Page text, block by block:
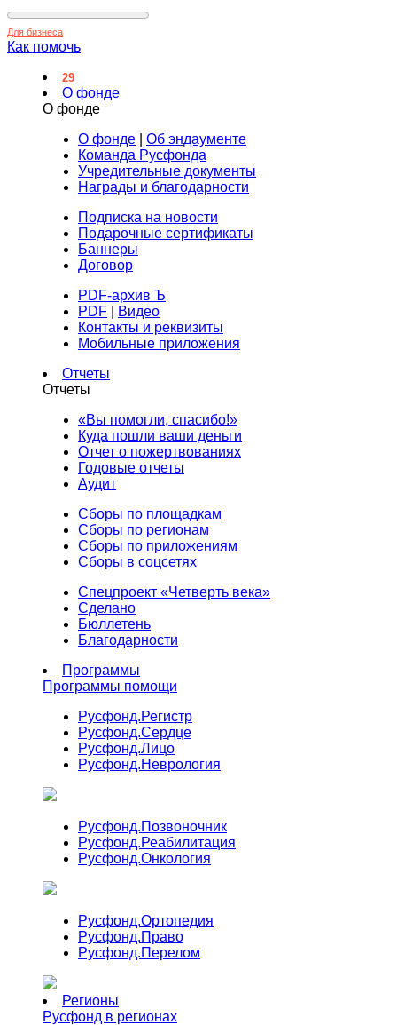
Для бизнеса
Как помочь
29
О фонде
О фонде
О фонде
Об эндаументе
Команда Русфонда
Учредительные документы
Награды и благодарности
Подписка на новости
Подарочные сертификаты
Баннеры
Договор
PDF-архив Ъ
PDF
Видео
Контакты и реквизиты
Мобильные приложения
Отчеты
Отчеты
«Вы помогли, спасибо!»
Куда пошли ваши деньги
Отчет о пожертвованиях
Годовые отчеты
Аудит
Сборы по площадкам
Сборы по регионам
Сборы по приложениям
Сборы в соцсетях
Спецпроект «Четверть века»
Сделано
Бюллетень
Благодарности
Программы
Программы помощи
Русфонд.Регистр
Русфонд.Сердце
Русфонд.Лицо
Русфонд.Неврология
Русфонд.Позвоночник
Русфонд.Реабилитация
Русфонд.Онкология
Русфонд.Ортопедия
Русфонд.Право
Русфонд.Перелом
Регионы
Русфонд в регионах